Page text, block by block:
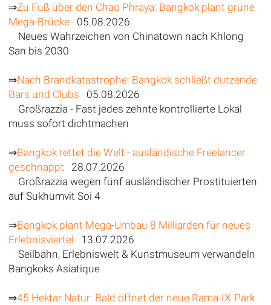
⇒Zu Fuß über den Chao Phraya: Bangkok plant grüne
Mega-Brücke05.08.2026
Neues Wahrzeichen von Chinatown nach Khlong
San bis 2030
⇒Nach Brandkatastrophe: Bangkok schließt dutzende
Bars und Clubs 05.08.2026
Großrazzia - Fast jedes zehnte kontrollierte Lokal
muss sofort dichtmachen
⇒Bangkok rettet die Welt - ausländische Freelancer
geschnappt 28.07.2026
Großrazzia wegen fünf ausländischer Prostituierten
auf Sukhumvit Soi 4
⇒Bangkok plant Mega-Umbau 8 Milliarden für neues
Erlebnisviertel 13.07.2026
Seilbahn, Erlebniswelt & Kunstmuseum verwandeln
Bangkoks Asiatique
⇒45 Hektar Natur: Bald öffnet der neue Rama-IX-Park